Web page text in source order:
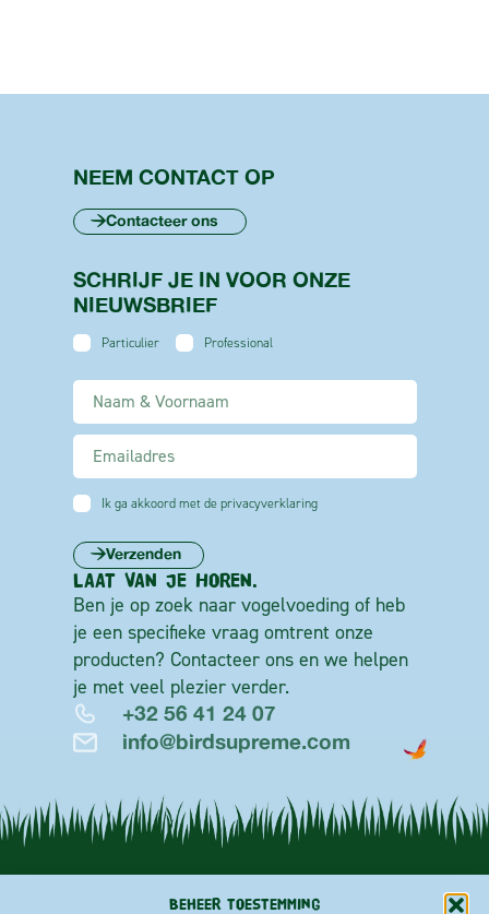
Beheer toestemming
NEEM CONTACT OP
Contacteer ons
SCHRIJF JE IN VOOR ONZE
NIEUWSBRIEF
Particulier Professional
Ik ga akkoord met de privacyverklaring
Verzenden
LAAT VAN JE HOREN.
Ben je op zoek naar vogelvoeding of heb
je een specifieke vraag omtrent onze
producten? Contacteer ons en we helpen
je met veel plezier verder.
+32 56 41 24 07
info@birdsupreme.com